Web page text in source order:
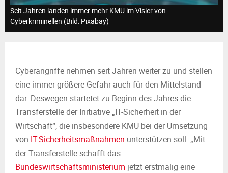
E
U
Seit Jahren landen immer mehr KMU im Visier von
Cyberkriminellen (Bild: Pixabay)
Cyberangriffe nehmen seit Jahren weiter zu und stellen
eine immer größere Gefahr auch für den Mittelstand
dar. Deswegen startetet zu Beginn des Jahres die
Transferstelle der Initiative „IT-Sicherheit in der
Wirtschaft“, die insbesondere KMU bei der Umsetzung
von IT-Sicherheitsmaßnahmen unterstützen soll. „Mit
der Transferstelle schafft das
Bundeswirtschaftsministerium jetzt erstmalig eine